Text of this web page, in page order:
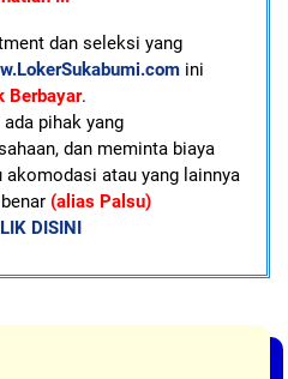
dan seleksi yang
ini
Berbayar.
pihak yang
dan meminta biaya
atau yang lainnya
(alias Palsu)
DISINI